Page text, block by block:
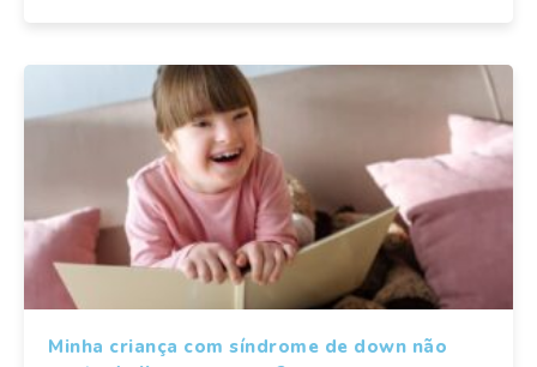
Minha criança com síndrome de down não